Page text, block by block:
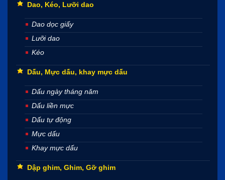
Dao, Kéo, Lưỡi dao
Dao dọc giấy
Lưỡi dao
Kéo
Dấu, Mực dấu, khay mực dấu
Dấu ngày tháng năm
Dấu liền mực
Dấu tự động
Mực dấu
Khay mực dấu
Dập ghim, Ghim, Gỡ ghim